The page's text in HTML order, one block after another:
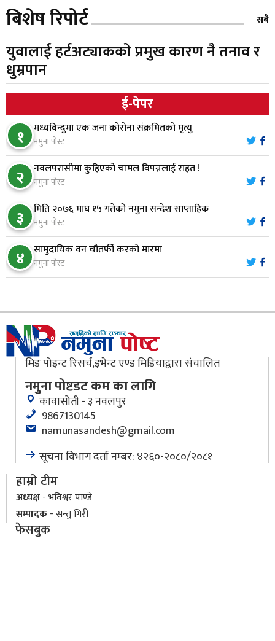
५ हाम्रो चेतना, नेतृत्व, सभ्यता र भविष्य
६
गैँडाको आतंकः बगुवनमा किसानको धानबाली नष्ट,
७
स्थापनाको एक दशकपछि विनयी त्रिवेणीको आफ्नै
प्रशासकीय भवनको शिलान्यास
८
भरतपुर अस्पतालद्वारा आइसियुमा प्रतिक्षारत बिरामीको
नाम ‘डिस्प्ले बोर्ड’मा
९ नारायणघाट–बुटवल सडकमा ‘क्यानोपी ब्रिज’ निर्माण
१०
मौलाकालिकाको १८८२ खुड्किला : आस्था र आरोग्यको‘
बिशेष रिपोर्ट सबै
युवालाई हर्टअट्याकको प्रमुख कारण नै तनाव र
धुम्रपान
ई-पेपर
१ मध्यविन्दुमा एक जना कोरोना संक्रमितको मृत्यु
नमुना पोस्ट
२ नवलपरासीमा कुहिएको चामल विपन्नलाई राहत !
नमुना पोस्ट
३ मिति २०७६ माघ १५ गतेको नमुना सन्देश साप्ताहिक
नमुना पोस्ट
४ सामुदायिक वन चौतर्फी करको मारमा
नमुना पोस्ट
मिड पोइन्ट रिसर्च,इभेन्ट एण्ड मिडियाद्वारा संचालित
नमुना पोष्टडट कम का लागि
कावासोती - ३ नवलपुर
9867130145
namunasandesh@gmail.com
सूचना विभाग दर्ता नम्बर: ४२६०-२०८०/२०८१
हाम्रो टीम
अध्यक्ष- भविश्वर पाण्डे
सम्पादक- सन्तु गिरी
फेसबुक